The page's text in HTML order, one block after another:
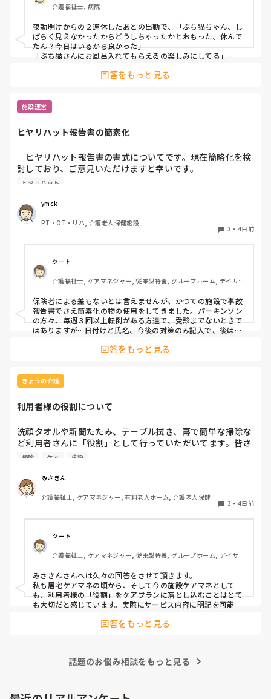
介護福祉士, 病院
夜勤明けからの２連休したあとの出勤で、「ぶち猫ちゃん、し
ばらく見えなかったからどうしちゃったかとおもった。休んで
たん？今日はいるから良かった」
「ぶち猫さんにお風呂入れてもらえるの楽しみにしてる」
回答をもっと見る
施設運営
ヒヤリハット報告書の簡素化
ヒヤリハット報告書の書式についてです。現在簡略化を検
討しており、ご意見いただけますと幸いです。
規・義務規定はないかと思います。つまるところ、用を成せ
ば、いくらでも簡素化できるものと言う考えなのですが…。
ており、氏名年齢生年月日等プロフィールとヒヤリ発生場所
の詳細、発生前後の経緯・予測される被害・対応策のフリー
記載と非常に煩雑です。
一時、フリー記載だけでも減らそうと、丸をつけて選択す
る方式を取ろうとしたのですが、あまり浸透せず…。
そこで、再度報告書の書式変更を検討したく、使いやすい
る書式は使いやすかったよ、とかこのアプリだとやりやすい
いただきたいです。
ヒヤリハット
ymck
PT・OT・リハ, 介護老人保健施設
3 ・ 4日前
ツート
介護福祉士, ケアマネジャー, 従来型特養, グループホーム, デイサー
保険者による差もないとは言えませんが、かつての施設で事故
報告書でさえ簡素化の物の使用をしてきました。パーキンソン
の方々、毎週３回以上転倒がある方達で、受診までないときで
はありますが…日付けと氏名、今後の対策のみ記入で、後は○
所や、店頭前の行動（何をしようとしていたか）、ぶつけた箇
ルルールの考え方も否定はできませんが、実際、厚労省の調査
研究でも、施設ごとに事故・ヒヤリハットの整理や様式を独自
正しくないとも思いますが、ヒヤリハット位簡素化はできるで
回答をもっと見る
きょうの介護
利用者様の役割について
洗顔タオルや新聞たたみ、テーブル拭き、箒で簡単な掃除な
ど利用者さんに「役割」として行っていただいてます。皆さ
んの施設では他にどんな役割がありますか？たまに時間を持
ります。今検討しているのは、食器洗いやスタッフと一緒に
行くゴミ出しなどです。
掃除 ケア 施設
みさきん
介護福祉士, ケアマネジャー, 有料老人ホーム, 介護老人保健施
3 ・ 4日前
ツート
介護福祉士, ケアマネジャー, 従来型特養, グループホーム, デイサー
みさきんさんへは久々の回答をさせて頂きます。
私も居宅ケアマネの頃から、そして今の施設ケアマネとして
も、利用者様の「役割」をケアプランに落とし込むことはとて
も大切だと感じています。実際にサービス内容に明記を可能な
す。 役割を持つことは、その方の自信や生きがいにつながりま
になります。
回答をもっと見る
話題のお悩み相談をもっと見る